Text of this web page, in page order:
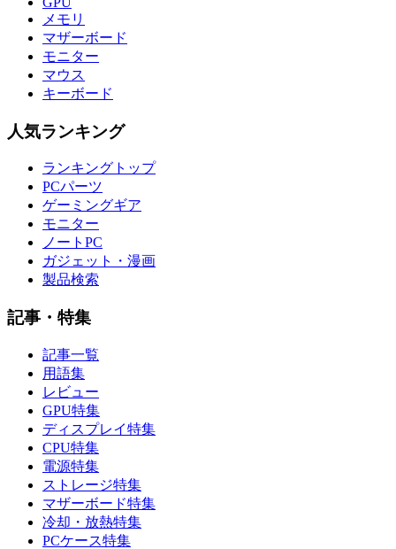
メモリ
マザーボード
モニター
マウス
キーボード
人気ランキング
ランキングトップ
PCパーツ
ゲーミングギア
モニター
ノートPC
ガジェット・漫画
製品検索
記事・特集
記事一覧
用語集
レビュー
GPU特集
ディスプレイ特集
CPU特集
電源特集
ストレージ特集
マザーボード特集
冷却・放熱特集
PCケース特集